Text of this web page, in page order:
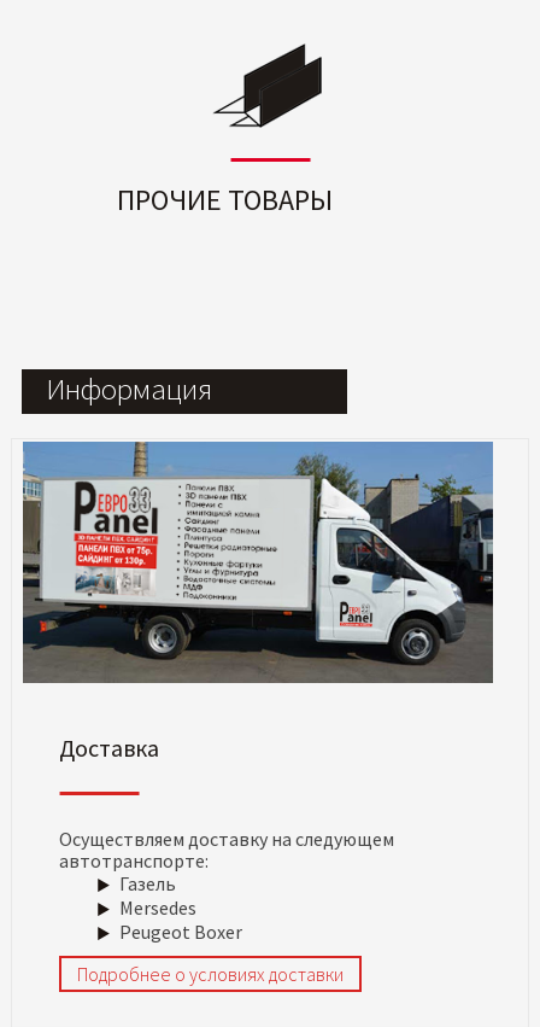
ПРОЧИЕ ТОВАРЫ
Информация
Доставка
Осуществляем доставку на следующем
автотранспорте:
Газель
Mersedes
Peugeot Boxer
Подробнее о условиях доставки